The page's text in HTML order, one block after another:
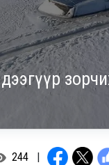
244 |